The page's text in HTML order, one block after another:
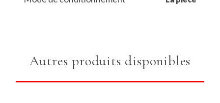
Autres produits disponibles